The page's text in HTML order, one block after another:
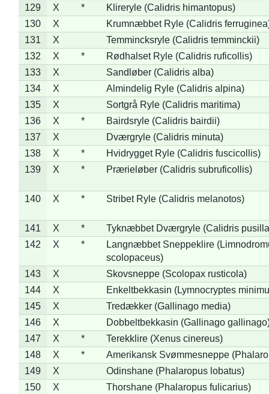
129
X *
Klireryle (Calidris himantopus)
130
X
Krumnæbbet Ryle (Calidris
131
X
Temmincksryle (Calidris temminckii)
132
X *
Rødhalset Ryle (Calidris ruficollis)
133
X
Sandløber (Calidris alba)
134
X
Almindelig Ryle (Calidris alpina)
135
X
Sortgrå Ryle (Calidris maritima)
136
X *
Bairdsryle (Calidris bairdii)
137
X
Dværgryle (Calidris minuta)
138
X *
Hvidrygget Ryle (Calidris fuscicollis)
139
X * Prærieløber (Calidris subruficollis)
140 X * Stribet Ryle (Calidris melanotos)
141 X *
Tyknæbbet Dværgryle (Calidris
142
X *
Langnæbbet Sneppeklire
scolopaceus)
143
X
Skovsneppe (Scolopax rusticola)
144
X
Enkeltbekkasin (Lymnocryptes
145
X
Tredækker (Gallinago media)
146
X
Dobbeltbekkasin (Gallinago
147
X *
Terekklire (Xenus cinereus)
148
X *
Amerikansk Svømmesneppe
149
X
Odinshane (Phalaropus lobatus)
150
X
Thorshane (Phalaropus fulicarius)